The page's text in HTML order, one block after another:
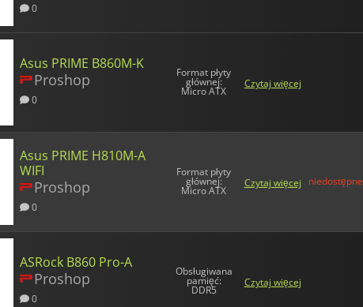
0
Asus PRIME B860M-K
Proshop
0
Format płyty
głównej:
Micro ATX
Czytaj więcej
Asus PRIME H810M-A
WIFI
Proshop
0
Format płyty
głównej:
Micro ATX
Czytaj więcej niedostępne
ASRock B860 Pro-A
Proshop
0
Obsługiwana
pamięć:
DDR5
Czytaj więcej